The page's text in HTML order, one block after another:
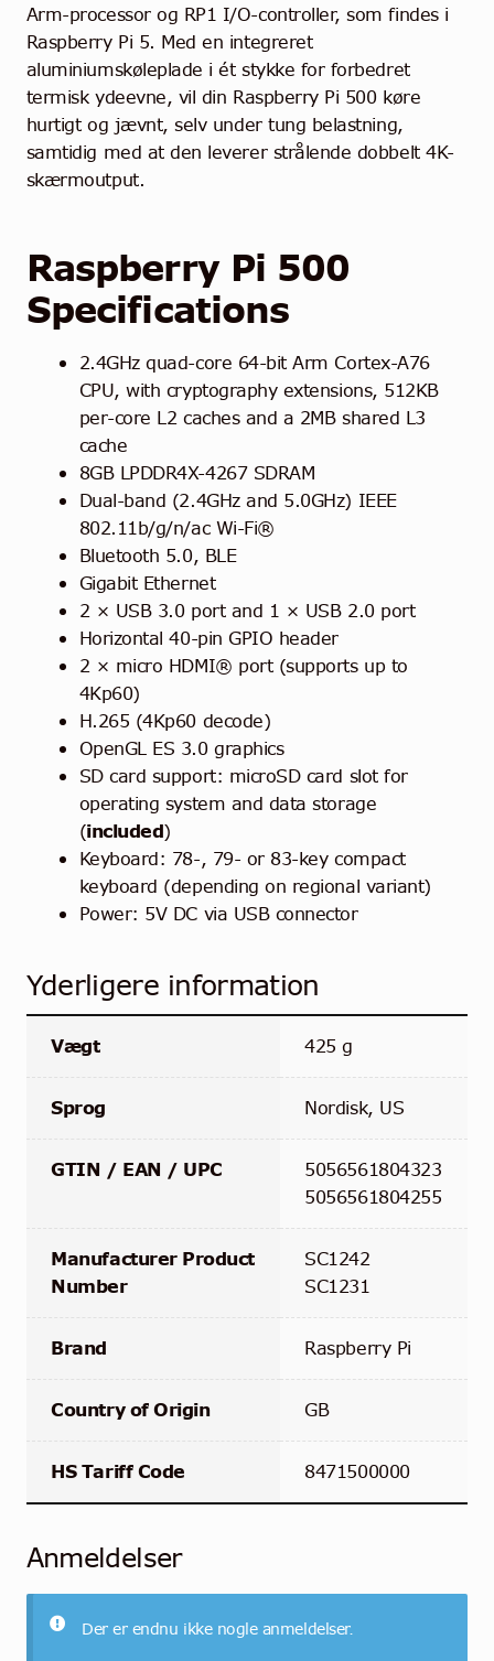
Arm-processor og RP1 I/O-controller, som findes i
Raspberry Pi 5. Med en integreret
aluminiumskøleplade i ét stykke for forbedret
termisk ydeevne, vil din Raspberry Pi 500 køre
hurtigt og jævnt, selv under tung belastning,
samtidig med at den leverer strålende dobbelt 4K-
skærmoutput.
Raspberry Pi 500
Specifications
2.4GHz quad-core 64-bit Arm Cortex-A76
CPU, with cryptography extensions, 512KB
per-core L2 caches and a 2MB shared L3
cache
8GB LPDDR4X-4267 SDRAM
Dual-band (2.4GHz and 5.0GHz) IEEE
802.11b/g/n/ac Wi-Fi®
Bluetooth 5.0, BLE
Gigabit Ethernet
2 × USB 3.0 port and 1 × USB 2.0 port
Horizontal 40-pin GPIO header
2 × micro HDMI® port (supports up to
4Kp60)
H.265 (4Kp60 decode)
OpenGL ES 3.0 graphics
SD card support: microSD card slot for
operating system and data storage
(included)
Keyboard: 78-, 79- or 83-key compact
keyboard (depending on regional variant)
Power: 5V DC via USB connector
Yderligere information
Vægt 425 g
Sprog Nordisk, US
GTIN / EAN / UPC
5056561804323
5056561804255
Manufacturer Product
Number
SC1242
SC1231
Brand Raspberry Pi
Country of Origin GB
HS Tariff Code 8471500000
Anmeldelser
Der er endnu ikke nogle anmeldelser.